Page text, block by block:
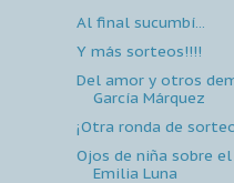
Al final sucumbí...
Y más sorteos!!!!
Del amor y otros
García Márquez
¡Otra ronda de
Ojos de niña sobre
Emilia Luna